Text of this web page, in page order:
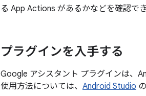
る App Actions があるかなどを確認でき
プラグインを入手する
Google アシスタント プラグインは、
使用方法については、 Android Studio